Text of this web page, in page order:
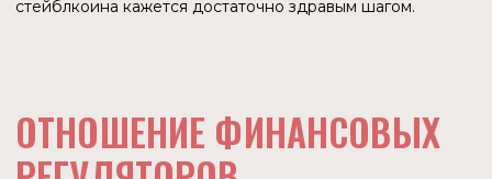
Статья Bloomberg
Мироустройство — это сложная система, каждый из
технологических укладов длился 40-60 лет. Очевидно,
что за этот период система приходила к равновесному
состоянию и образованию господствующего